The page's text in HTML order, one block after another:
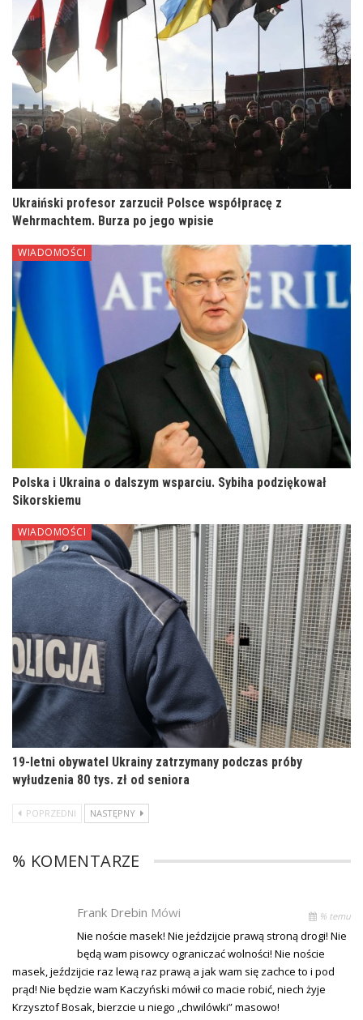
Ukraiński profesor zarzucił Polsce współpracę z
Wehrmachtem. Burza po jego wpisie
WIADOMOŚCI
Polska i Ukraina o dalszym wsparciu. Sybiha podziękował
Sikorskiemu
WIADOMOŚCI
19-letni obywatel Ukrainy zatrzymany podczas próby
wyłudzenia 80 tys. zł od seniora
POPRZEDNI NASTĘPNY
% KOMENTARZE
Frank Drebin Mówi % temu
Nie noście masek! Nie jeździjcie prawą stroną drogi! Nie
będą wam pisowcy ograniczać wolności! Nie noście
masek, jeździjcie raz lewą raz prawą a jak wam się zachce to i pod
prąd! Nie będzie wam Kaczyński mówił co macie robić, niech żyje
Krzysztof Bosak, bierzcie u niego „chwilówki” masowo!